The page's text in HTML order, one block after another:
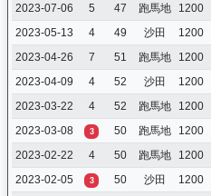
2023-07-06
5 47 跑馬地 1200
2023-05-13
4 49 沙田 1200
2023-04-26
7 51 跑馬地 1200
2023-04-09
4 52 沙田 1200
2023-03-22
4 52 跑馬地 1200
2023-03-08
3 50 跑馬地 1200
2023-02-22
4 50 跑馬地 1200
2023-02-05
3 50 沙田 1200